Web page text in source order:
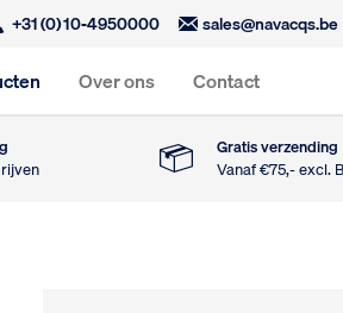
+31 (0) 10-4950000 sales@navacqs.be
Over ons Contact
Gratis verzending
Vanaf €75,- excl.